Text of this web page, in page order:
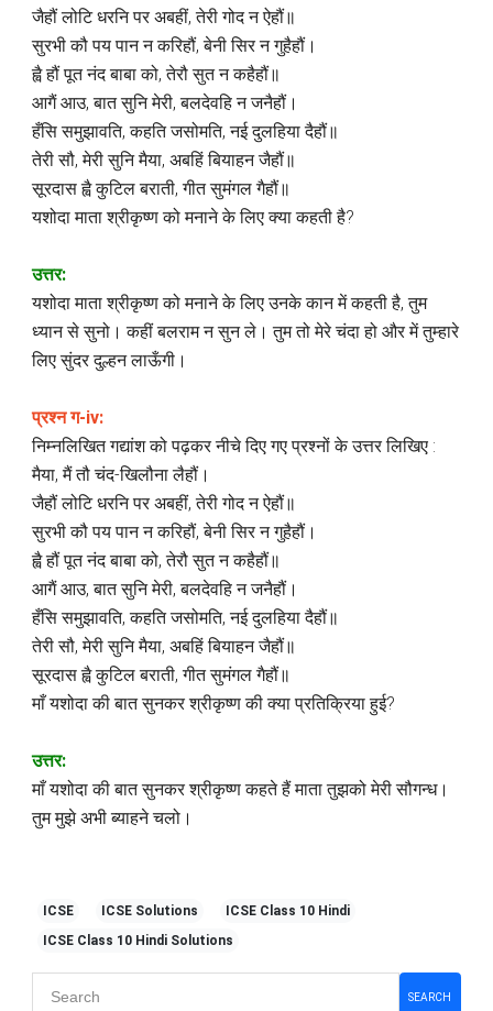
जैहौं लोटि धरनि पर अबहीं, तेरी गोद न ऐहौं॥
सुरभी कौ पय पान न करिहौं, बेनी सिर न गुहैहौं।
ह्वै हौं पूत नंद बाबा को, तेरौ सुत न कहैहौं॥
आगैं आउ, बात सुनि मेरी, बलदेवहि न जनैहौं।
हँसि समुझावति, कहति जसोमति, नई दुलहिया दैहौं॥
तेरी सौ, मेरी सुनि मैया, अबहिं बियाहन जैहौं॥
सूरदास ह्वै कुटिल बराती, गीत सुमंगल गैहौं॥
यशोदा माता श्रीकृष्ण को मनाने के लिए क्या कहती है?
उत्तर:
यशोदा माता श्रीकृष्ण को मनाने के लिए उनके कान में कहती है, तुम
ध्यान से सुनो। कहीं बलराम न सुन ले। तुम तो मेरे चंदा हो और में तुम्हारे
लिए सुंदर दुल्हन लाऊँगी।
प्रश्न ग-iv:
निम्नलिखित गद्यांश को पढ़कर नीचे दिए गए प्रश्नों के उत्तर लिखिए :
मैया, मैं तौ चंद-खिलौना लैहौं।
जैहौं लोटि धरनि पर अबहीं, तेरी गोद न ऐहौं॥
सुरभी कौ पय पान न करिहौं, बेनी सिर न गुहैहौं।
ह्वै हौं पूत नंद बाबा को, तेरौ सुत न कहैहौं॥
आगैं आउ, बात सुनि मेरी, बलदेवहि न जनैहौं।
हँसि समुझावति, कहति जसोमति, नई दुलहिया दैहौं॥
तेरी सौ, मेरी सुनि मैया, अबहिं बियाहन जैहौं॥
सूरदास ह्वै कुटिल बराती, गीत सुमंगल गैहौं॥
माँ यशोदा की बात सुनकर श्रीकृष्ण की क्या प्रतिक्रिया हुई?
उत्तर:
माँ यशोदा की बात सुनकर श्रीकृष्ण कहते हैं माता तुझको मेरी सौगन्ध।
तुम मुझे अभी ब्याहने चलो।
ICSE ICSE Solutions
ICSE Class 10 Hindi
ICSE Class 10 Hindi Solutions
Primary
SEARCH